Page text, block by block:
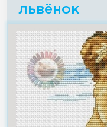
львёнок